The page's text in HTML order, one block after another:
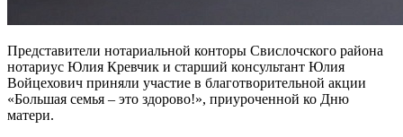
Представители нотариальной конторы Свислочского района
нотариус Юлия Кревчик и старший консультант Юлия
Войцехович приняли участие в благотворительной акции
«Большая семья – это здорово!», приуроченной ко Дню
матери.